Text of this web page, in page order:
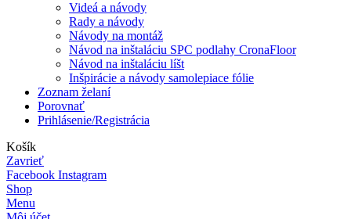
Videá a návody
Rady a návody
Návody na montáž
Návod na inštaláciu SPC podlahy CronaFloor
Návod na inštaláciu líšt
Inšpirácie a návody samolepiace fólie
Zoznam želaní
Porovnať
Prihlásenie/Registrácia
Košík
Zavrieť
Facebook Instagram
Shop
Menu